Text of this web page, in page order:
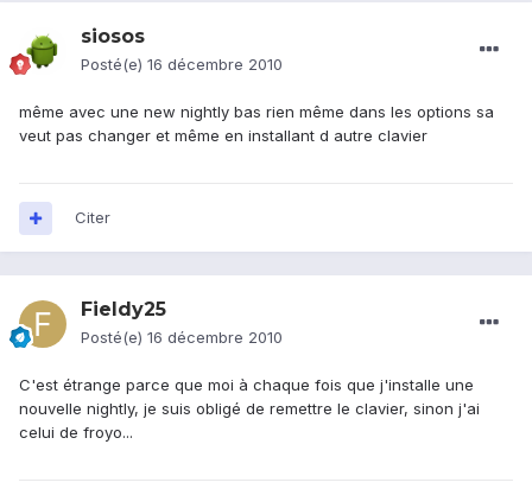
siosos
Posté(e) 16 décembre 2010
même avec une new nightly bas rien même dans les options sa
veut pas changer et même en installant d autre clavier
Citer
Fieldy25
Posté(e) 16 décembre 2010
C'est étrange parce que moi à chaque fois que j'installe une
nouvelle nightly, je suis obligé de remettre le clavier, sinon j'ai
celui de froyo...